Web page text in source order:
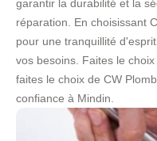
garantir la durabilité et la
réparation. En choisissant
pour une tranquillité
vos besoins. Faites le
faites le choix de CW
confiance à Mindin.